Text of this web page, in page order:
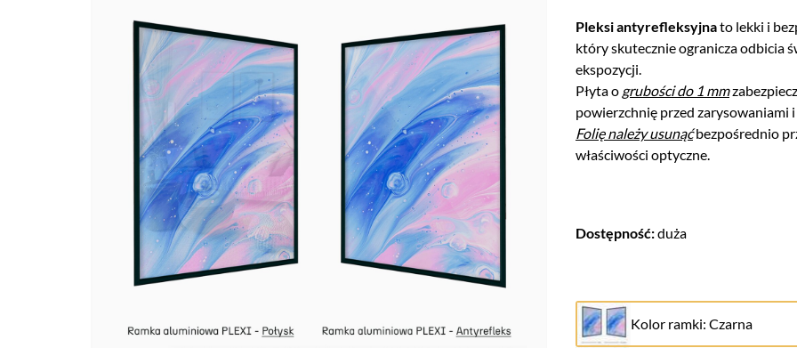
Pleksi antyrefleksyjnato lekki i
który skutecznie ogranicza odbicia
ekspozycji.
Płyta o grubości do 1 mm
powierzchnię przed zarysowaniami
Folię należy usunąćbezpośrednio
właściwości optyczne.
Dostępność:duża
Kolor ramki: Czarna